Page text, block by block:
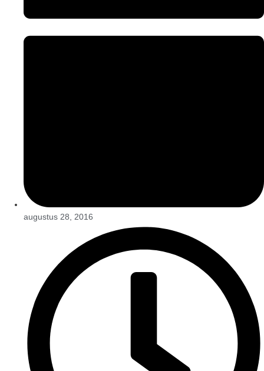
augustus 28, 2016